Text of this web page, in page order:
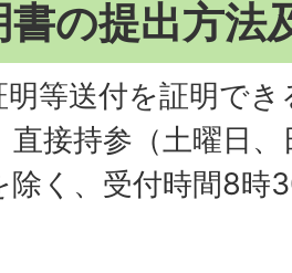
書の提出方法
明等送付を証明で
直接持参（土曜日
除く、受付時間8時